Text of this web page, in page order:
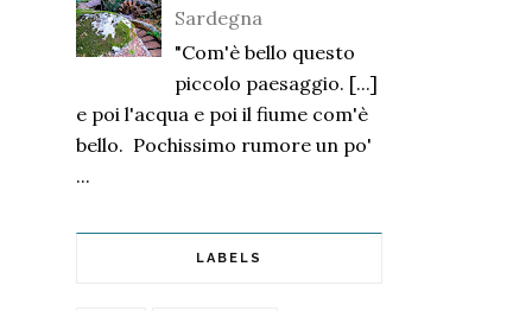
Sardegna
"Com'è bello questo
piccolo paesaggio. [...]
e poi l'acqua e poi il fiume com'è
bello. Pochissimo rumore un po'
...
LABELS